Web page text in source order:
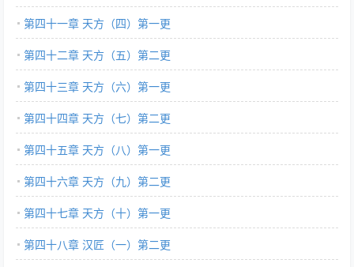
第四十一章 天方（四）第一更
第四十二章 天方（五）第二更
第四十三章 天方（六）第一更
第四十四章 天方（七）第二更
第四十五章 天方（八）第一更
第四十六章 天方（九）第二更
第四十七章 天方（十）第一更
第四十八章 汉匠（一）第二更